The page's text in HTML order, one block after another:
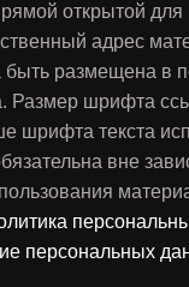
открытой
адрес
размещена в
Размер шрифта
шрифта текста
вне
персональных